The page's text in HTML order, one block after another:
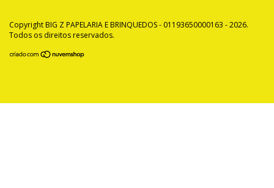
Copyright BIG Z PAPELARIA E BRINQUEDOS - 01193650000163 - 2026.
Todos os direitos reservados.